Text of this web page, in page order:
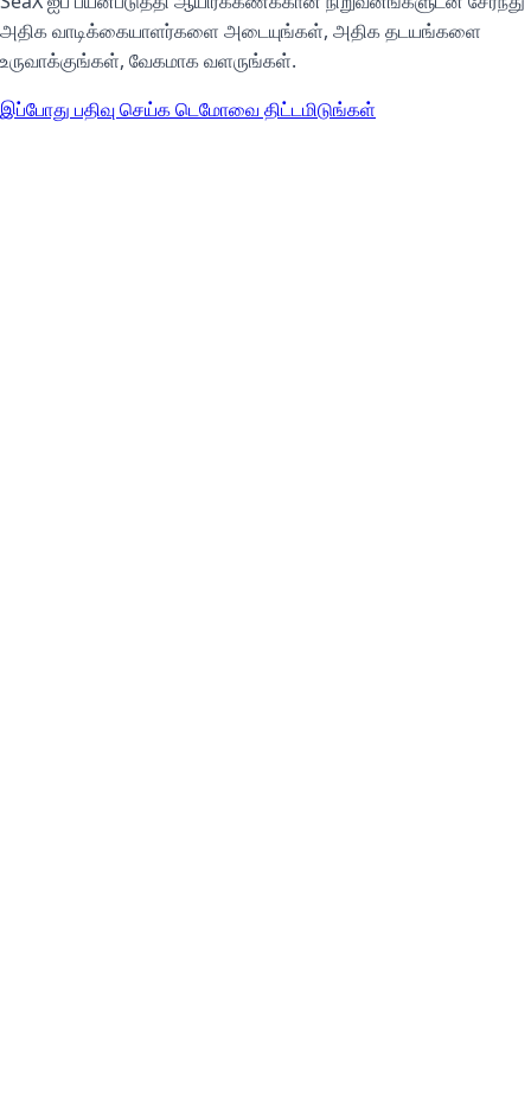
அதிக வாடிக்கையாளர்களை அடையுங்கள், அதிக தடயங்களை
உருவாக்குங்கள், வேகமாக வளருங்கள்.
இப்போது பதிவு செய்கடெமோவை திட்டமிடுங்கள்